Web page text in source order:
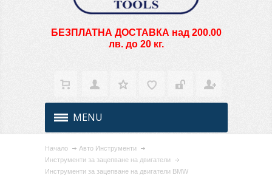
БЕЗПЛАТНА ДОСТАВКА над 200.00
лв. до 20 кг.
MENU
Начало
Авто Инструменти
Инструменти за зацепване на двигатели
Инструменти за зацепване на двигатели BMW